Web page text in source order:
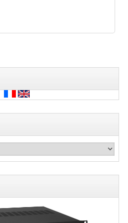
Moteurs Tweeters Filtres
Parleurs Sono
Disque Vinyles